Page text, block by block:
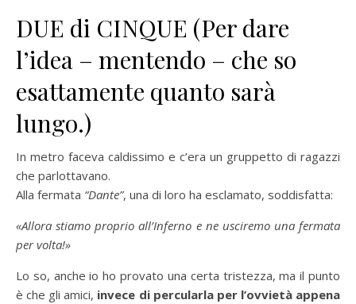
DUE di CINQUE (Per dare
l’idea – mentendo – che so
esattamente quanto sarà
lungo.)
In metro faceva caldissimo e c’era un gruppetto di ragazzi
che parlottavano.
Alla fermata “Dante”, una di loro ha esclamato, soddisfatta:
«Allora stiamo proprio all’Inferno e ne usciremo una fermata
per volta!»
Lo so, anche io ho provato una certa tristezza, ma il punto
è che gli amici, invece di percularla per l’ovvietà appena